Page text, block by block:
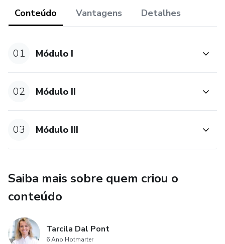
Conteúdo Vantagens Detalhes
01 Módulo I
02 Módulo II
03 Módulo III
Saiba mais sobre quem criou o
conteúdo
Tarcila Dal Pont
6 Ano Hotmarter